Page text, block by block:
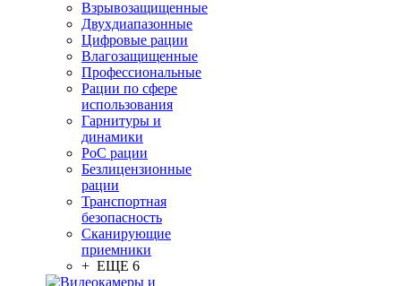
Взрывозащищенные
Двухдиапазонные
Цифровые рации
Влагозащищенные
Профессиональные
Рации по сфере
использования
Гарнитуры и
динамики
PoC рации
Безлицензионные
рации
Транспортная
безопасность
Сканирующие
приемники
+ ЕЩЕ 6